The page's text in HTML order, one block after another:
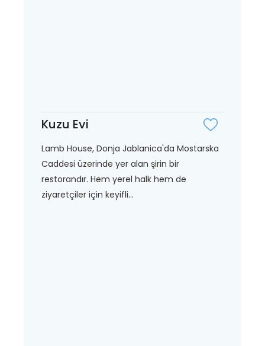
Kuzu Evi
Lamb House, Donja Jablanica'da Mostarska
Caddesi üzerinde yer alan şirin bir
restorandır. Hem yerel halk hem de
ziyaretçiler için keyifli...